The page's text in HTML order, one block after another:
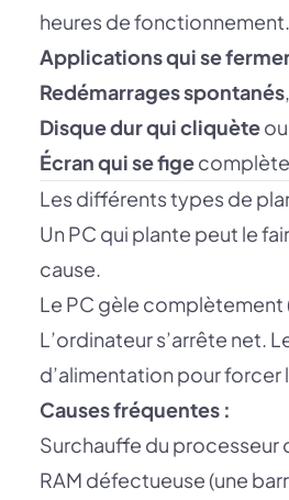
heures de fonctionnement.
Applications qui se
Redémarrages spontanés
Disque dur qui cliquète
Écran qui se fige
Les différents types de
Un PC qui plante peut le
cause.
Le PC gèle
L’ordinateur s’arrête net.
d’alimentation pour forcer
Causes fréquentes :
Surchauffe du
RAM défectueuse (une